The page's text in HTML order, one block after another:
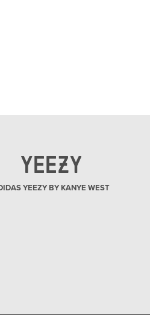
jár - hiszen amint
YEEZY BY KANYE WEST